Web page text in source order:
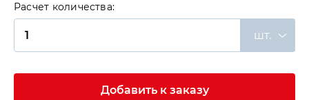
Расчет количества:
шт.
Добавить к заказу